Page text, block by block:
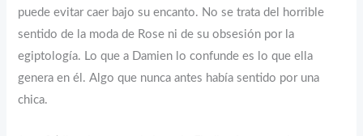
puede evitar caer bajo su encanto. No se trata del horrible
sentido de la moda de Rose ni de su obsesión por la
egiptología. Lo que a Damien lo confunde es lo que ella
genera en él. Algo que nunca antes había sentido por una
chica.